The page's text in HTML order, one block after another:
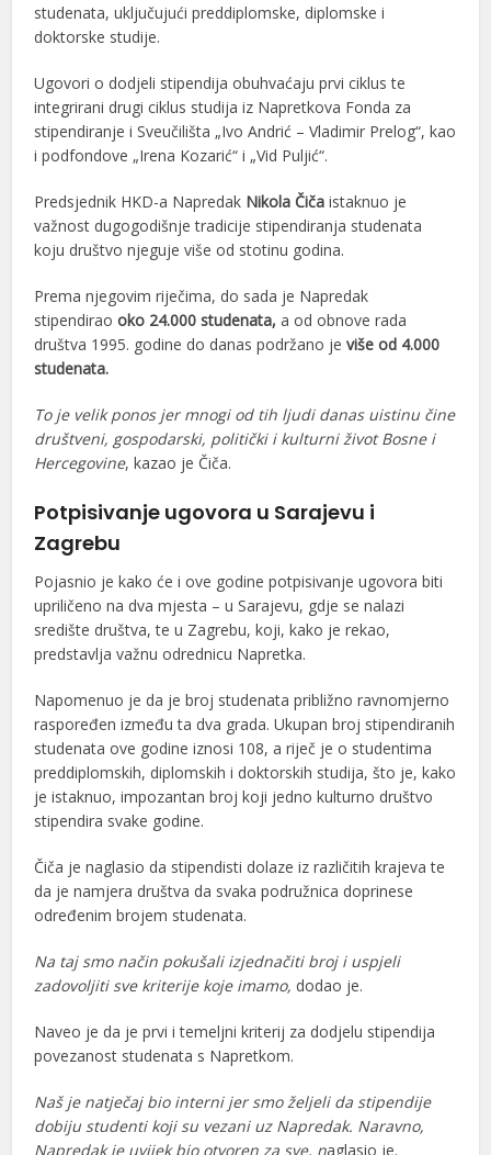
studenata, uključujući preddiplomske, diplomske i
doktorske studije.
Ugovori o dodjeli stipendija obuhvaćaju prvi ciklus te
integrirani drugi ciklus studija iz Napretkova Fonda za
stipendiranje i Sveučilišta „Ivo Andrić – Vladimir Prelog“, kao
i podfondove „Irena Kozarić“ i „Vid Puljić“.
Predsjednik HKD-a Napredak Nikola Čiča istaknuo je
važnost dugogodišnje tradicije stipendiranja studenata
koju društvo njeguje više od stotinu godina.
Prema njegovim riječima, do sada je Napredak
stipendiraooko 24.000 studenata, a od obnove rada
društva 1995. godine do danas podržano je više od 4.000
studenata.
To je velik ponos jer mnogi od tih ljudi danas uistinu čine
društveni, gospodarski, politički i kulturni život Bosne i
Hercegovine, kazao je Čiča.
Potpisivanje ugovora u Sarajevu i
Zagrebu
Pojasnio je kako će i ove godine potpisivanje ugovora biti
upriličeno na dva mjesta – u Sarajevu, gdje se nalazi
središte društva, te u Zagrebu, koji, kako je rekao,
predstavlja važnu odrednicu Napretka.
Napomenuo je da je broj studenata približno ravnomjerno
raspoređen između ta dva grada. Ukupan broj stipendiranih
studenata ove godine iznosi 108, a riječ je o studentima
preddiplomskih, diplomskih i doktorskih studija, što je, kako
je istaknuo, impozantan broj koji jedno kulturno društvo
stipendira svake godine.
Čiča je naglasio da stipendisti dolaze iz različitih krajeva te
da je namjera društva da svaka podružnica doprinese
određenim brojem studenata.
Na taj smo način pokušali izjednačiti broj i uspjeli
zadovoljiti sve kriterije koje imamo, dodao je.
Naveo je da je prvi i temeljni kriterij za dodjelu stipendija
povezanost studenata s Napretkom.
Naš je natječaj bio interni jer smo željeli da stipendije
dobiju studenti koji su vezani uz Napredak. Naravno,
Napredak je uvijek bio otvoren za sve, naglasio je.